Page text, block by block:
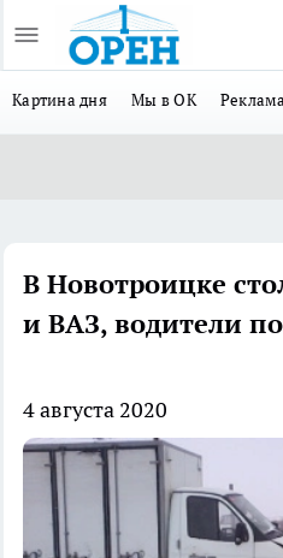
Картина дня Мы в ОК
В Новотроицке
и ВАЗ, водители
4 августа 2020